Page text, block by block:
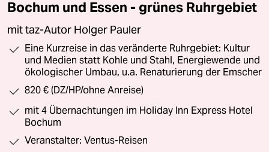
Bochum und Essen - grünes Ruhrgebiet
mit taz-Autor Holger Pauler
Eine Kurzreise in das veränderte Ruhrgebiet: Kultur
und Medien statt Kohle und Stahl, Energiewende und
ökologischer Umbau, u.a. Renaturierung der Emscher
820 € (DZ/HP/ohne Anreise)
mit 4 Übernachtungen im Holiday Inn Express Hotel
Bochum
Veranstalter: Ventus-Reisen